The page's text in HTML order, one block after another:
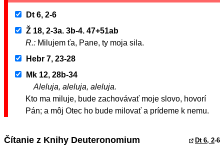
Dt 6, 2-6
Ž 18, 2-3a. 3b-4. 47+51ab
R.: Milujem ťa, Pane, ty moja sila.
Hebr 7, 23-28
Mk 12, 28b-34
Aleluja, aleluja, aleluja.
Kto ma miluje, bude zachovávať moje slovo, hovorí
Pán; a môj Otec ho bude milovať a prídeme k nemu.
Čítanie z Knihy Deuteronomium Dt 6, 2-6